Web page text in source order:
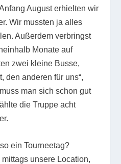
August erhielten wir
Wir mussten ja alles
Außerdem verbringst
Monate auf
zwei kleine Busse,
den anderen für uns“,
man sich schon gut
die Truppe acht
ein Tourneetag?
unsere Location,